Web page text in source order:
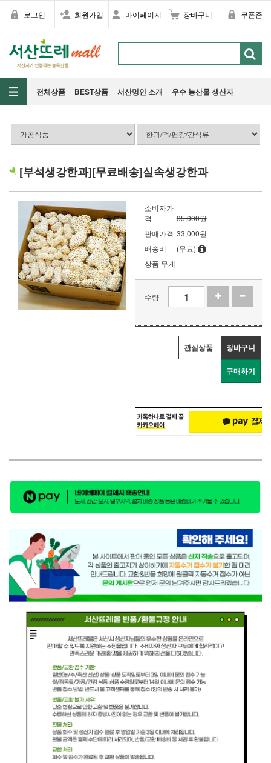
로그인 회원가입 마이페이지 장바구니 쿠폰존
전체상품 BEST상품 서산명인 소개 우수 농산물 생산자
[부석생강한과][무료배송]실속생강한과
소비자가
격
35,000원
판매가격 33,000원
배송비
(무료)
상품 무게
수량
관심상품 장바구니
구매하기